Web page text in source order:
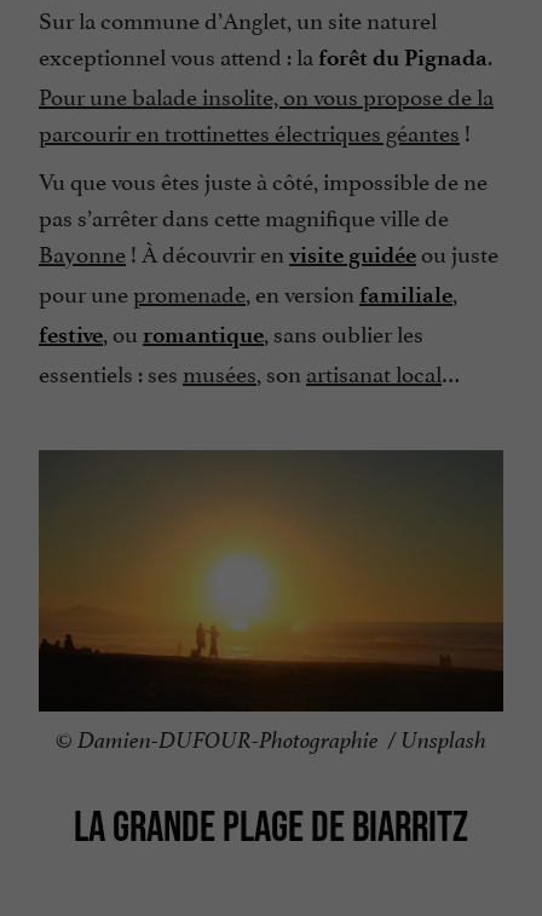
Sur la commune d’Anglet, un site naturel
exceptionnel vous attend : la forêt du Pignada.
Pour une balade insolite, on vous propose de la
parcourir en trottinettes électriques géantes !
Vu que vous êtes juste à côté, impossible de ne
pas s’arrêter dans cette magnifique ville de
Bayonne! À découvrir en visite guidée ou juste
pour unepromenade, en version familiale,
festive, ou romantique, sans oublier les
essentiels : ses musées, son artisanat local…
© Damien-DUFOUR-Photographie / Unsplash
LA GRANDE PLAGE DE BIARRITZ